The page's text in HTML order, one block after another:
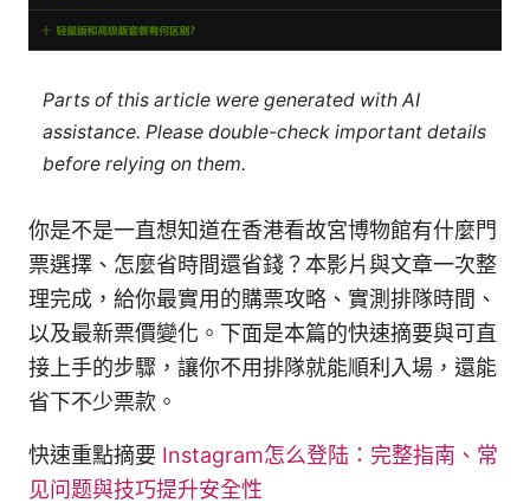
Parts of this article were generated with AI
assistance. Please double-check important details
before relying on them.
你是不是一直想知道在香港看故宮博物館有什麼門
票選擇、怎麼省時間還省錢？本影片與文章一次整
理完成，給你最實用的購票攻略、實測排隊時間、
以及最新票價變化。下面是本篇的快速摘要與可直
接上手的步驟，讓你不用排隊就能順利入場，還能
省下不少票款。
快速重點摘要 Instagram怎么登陆：完整指南、常
见问题與技巧提升安全性